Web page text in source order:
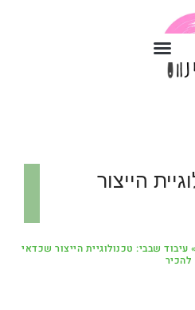
הייצור
» עיבוד שבבי: טכנולוגיית הייצור שכדאי
להכיר